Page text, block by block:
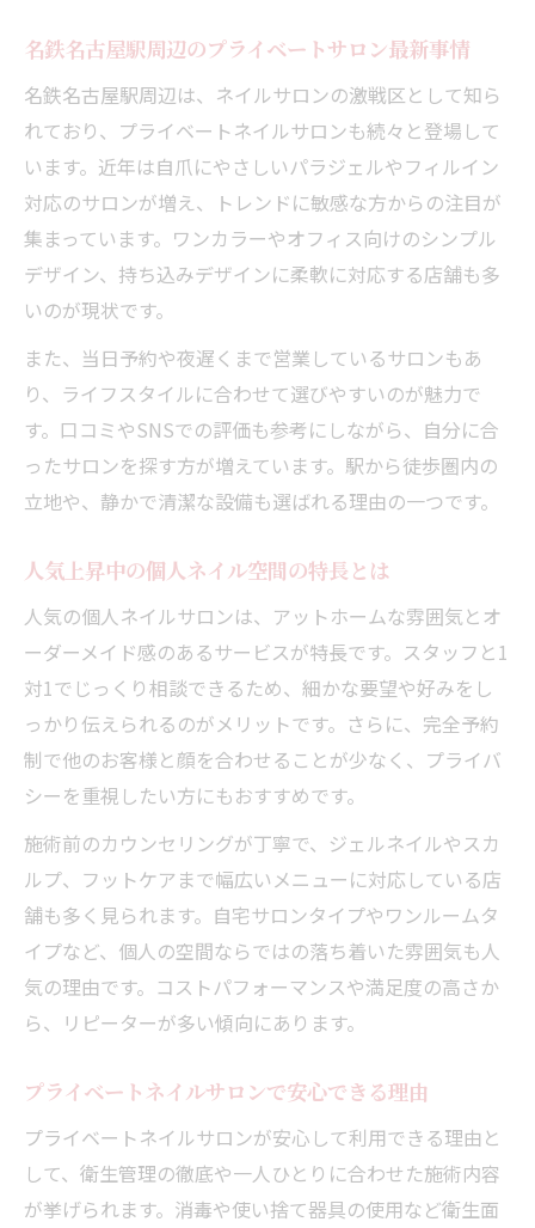
名鉄名古屋駅周辺のプライベートサロン最新事情
名鉄名古屋駅周辺は、ネイルサロンの激戦区として知ら
れており、プライベートネイルサロンも続々と登場して
います。近年は自爪にやさしいパラジェルやフィルイン
対応のサロンが増え、トレンドに敏感な方からの注目が
集まっています。ワンカラーやオフィス向けのシンプル
デザイン、持ち込みデザインに柔軟に対応する店舗も多
いのが現状です。
また、当日予約や夜遅くまで営業しているサロンもあ
り、ライフスタイルに合わせて選びやすいのが魅力で
す。口コミやSNSでの評価も参考にしながら、自分に合
ったサロンを探す方が増えています。駅から徒歩圏内の
立地や、静かで清潔な設備も選ばれる理由の一つです。
人気上昇中の個人ネイル空間の特長とは
人気の個人ネイルサロンは、アットホームな雰囲気とオ
ーダーメイド感のあるサービスが特長です。スタッフと1
対1でじっくり相談できるため、細かな要望や好みをし
っかり伝えられるのがメリットです。さらに、完全予約
制で他のお客様と顔を合わせることが少なく、プライバ
シーを重視したい方にもおすすめです。
施術前のカウンセリングが丁寧で、ジェルネイルやスカ
ルプ、フットケアまで幅広いメニューに対応している店
舗も多く見られます。自宅サロンタイプやワンルームタ
イプなど、個人の空間ならではの落ち着いた雰囲気も人
気の理由です。コストパフォーマンスや満足度の高さか
ら、リピーターが多い傾向にあります。
プライベートネイルサロンで安心できる理由
プライベートネイルサロンが安心して利用できる理由と
して、衛生管理の徹底や一人ひとりに合わせた施術内容
が挙げられます。消毒や使い捨て器具の使用など衛生面